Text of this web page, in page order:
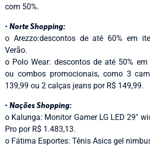
com 50%.
• Norte Shopping:
o Arezzo:descontos de até 60% em
Verão.
o Polo Wear: descontos de até 50%
ou combos promocionais, como 3
139,99 ou 2 calças jeans por R$ 149,99.
• Nações Shopping:
o Kalunga: Monitor Gamer LG LED 29″
Pro por R$ 1.483,13.
o Fátima Esportes: Tênis Asics gel